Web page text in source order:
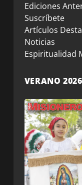
Ediciones
Suscríbete
Artículos
Noticias
Espiritualidad
VERANO 2026